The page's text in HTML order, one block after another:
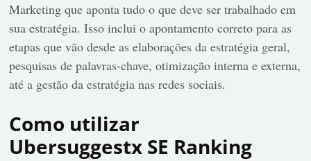
Marketing que aponta tudo o que deve ser trabalhado em
sua estratégia. Isso inclui o apontamento correto para as
etapas que vão desde as elaborações da estratégia geral,
pesquisas de palavras-chave, otimização interna e externa,
até a gestão da estratégia nas redes sociais.
Como utilizar
Ubersuggestx SE Ranking